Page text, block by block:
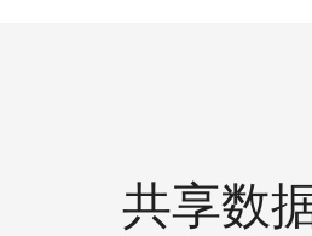
共享数